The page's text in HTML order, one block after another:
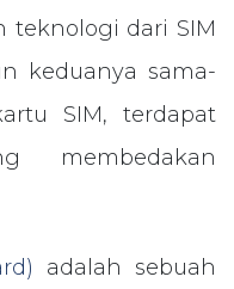
teknologi dari SIM
keduanya sama-
SIM, terdapat
membedakan
adalah sebuah